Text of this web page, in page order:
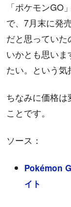
「ポケモンGO
で、7月末に発
だと思ってい
いかとも思い
たい。という気
ちなみに価格
ことです。
ソース：
Pokémon
イト